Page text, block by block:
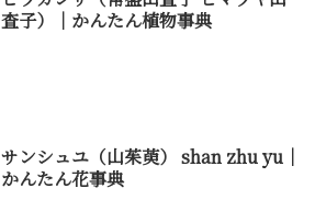
査子）｜かんたん植物事典
サンシュユ（山茱萸） shan zhu yu｜
かんたん花事典